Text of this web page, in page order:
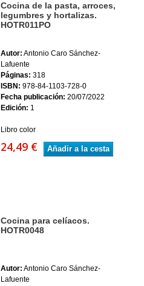
Cocina de la pasta, arroces,
legumbres y hortalizas.
HOTR011PO
Autor: Antonio Caro Sánchez-
Lafuente
Páginas: 318
ISBN: 978-84-1103-728-0
Fecha publicación: 20/07/2022
Edición: 1
Libro color
24,49 € Añadir a la cesta
Cocina para celíacos.
HOTR0048
Autor: Antonio Caro Sánchez-
Lafuente